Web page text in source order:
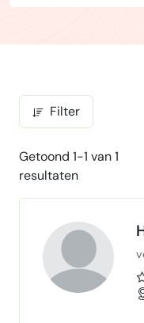
Filter
Getoond 1-1 van 1
resultaten